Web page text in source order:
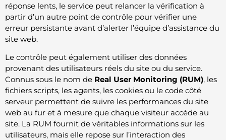
réponse lents, le service peut relancer la vérification à
partir d’un autre point de contrôle pour vérifier une
erreur persistante avant d’alerter l’équipe d’assistance du
site web.
Le contrôle peut également utiliser des données
provenant des utilisateurs réels du site ou du service.
Connus sous le nom de Real User Monitoring (RUM), les
fichiers scripts, les agents, les cookies ou le code côté
serveur permettent de suivre les performances du site
web au fur et à mesure que chaque visiteur accède au
site. La RUM fournit de véritables informations sur les
utilisateurs, mais elle repose sur l’interaction des